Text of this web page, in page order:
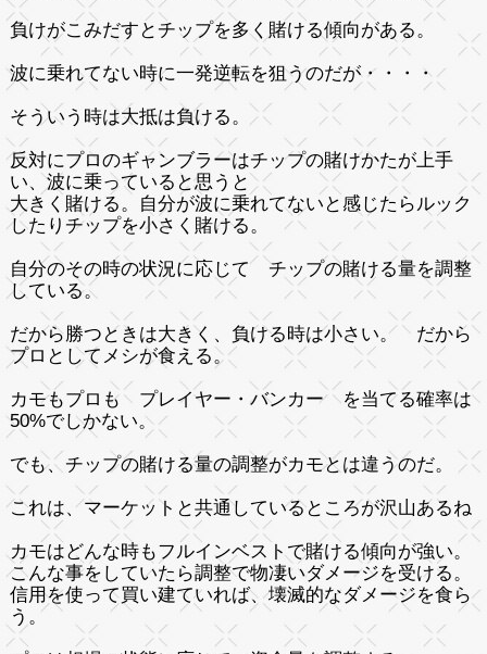
負けがこみだすとチップを多く賭ける傾向がある。
波に乗れてない時に一発逆転を狙うのだが・・・・
そういう時は大抵は負ける。
反対にプロのギャンブラーはチップの賭けかたが上手
い、波に乗っていると思うと
大きく賭ける。自分が波に乗れてないと感じたらルック
したりチップを小さく賭ける。
自分のその時の状況に応じて チップの賭ける量を調整
している。
だから勝つときは大きく、負ける時は小さい。 だから
プロとしてメシが食える。
カモもプロも プレイヤー・バンカー を当てる確率は
50%でしかない。
でも、チップの賭ける量の調整がカモとは違うのだ。
これは、マーケットと共通しているところが沢山あるね
カモはどんな時もフルインベストで賭ける傾向が強い。
こんな事をしていたら調整で物凄いダメージを受ける。
信用を使って買い建ていれば、壊滅的なダメージを食ら
う。